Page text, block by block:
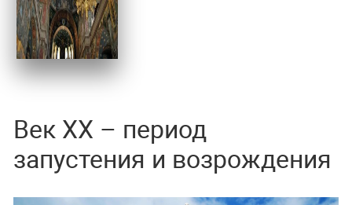
Век ХХ – период
запустения и возрождения